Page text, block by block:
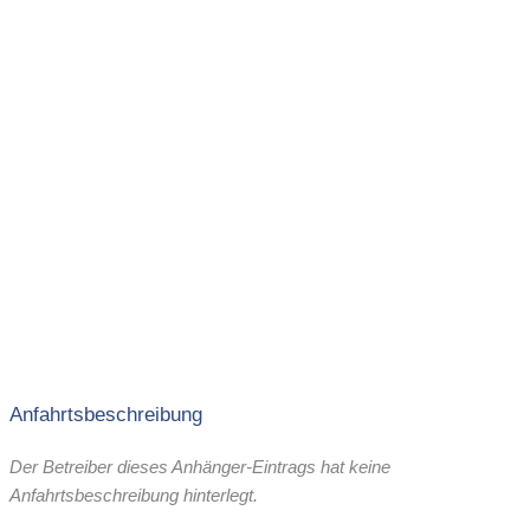
Anfahrtsbeschreibung
Der Betreiber dieses Anhänger-Eintrags hat keine
Anfahrtsbeschreibung hinterlegt.